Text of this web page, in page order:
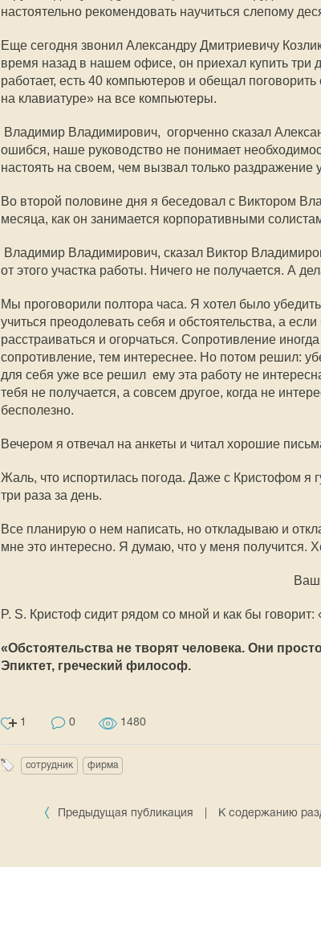
настоятельно рекомендовать научиться слепому
Еще сегодня звонил Александру Дмитриевичу
время назад в нашем офисе, он приехал купить три
работает, есть 40 компьютеров и обещал
на клавиатуре» на все компьютеры.
 Владимир Владимирович,  огорченно сказал
ошибся, наше руководство не понимает
настоять на своем, чем вызвал только раздражение
Во второй половине дня я беседовал с Виктором
месяца, как он занимается корпоративными
 Владимир Владимирович, сказал Виктор
от этого участка работы. Ничего не получается. А
Мы проговорили полтора часа. Я хотел было
учиться преодолевать себя и обстоятельства, а
расстраиваться и огорчаться. Сопротивление
сопротивление, тем интереснее. Но потом решил:
для себя уже все решил  ему эта работу не
тебя не получается, а совсем другое, когда не
бесполезно.
Вечером я отвечал на анкеты и читал хорошие
Жаль, что испортилась погода. Даже с Кристофом я
три раза за день.
Все планирую о нем написать, но откладываю и
мне это интересно. Я думаю, что у меня получится.
Ваш
P. S. Кристоф сидит рядом со мной и как бы
«Обстоятельства не творят человека. Они
Эпиктет, греческий философ.
1 0 1480
сотрудник фирма
Предыдущая публикация К содержанию